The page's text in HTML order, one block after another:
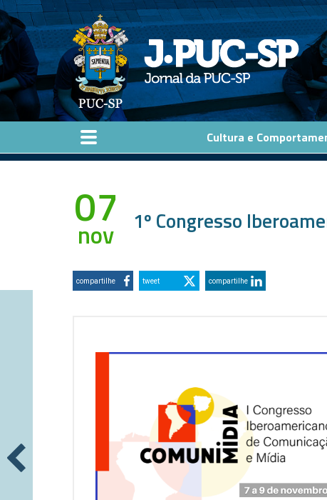
Pular para o conteúdo principal
Cultura e
07
nov 1º Congresso
compartilhe tweet compartilhe